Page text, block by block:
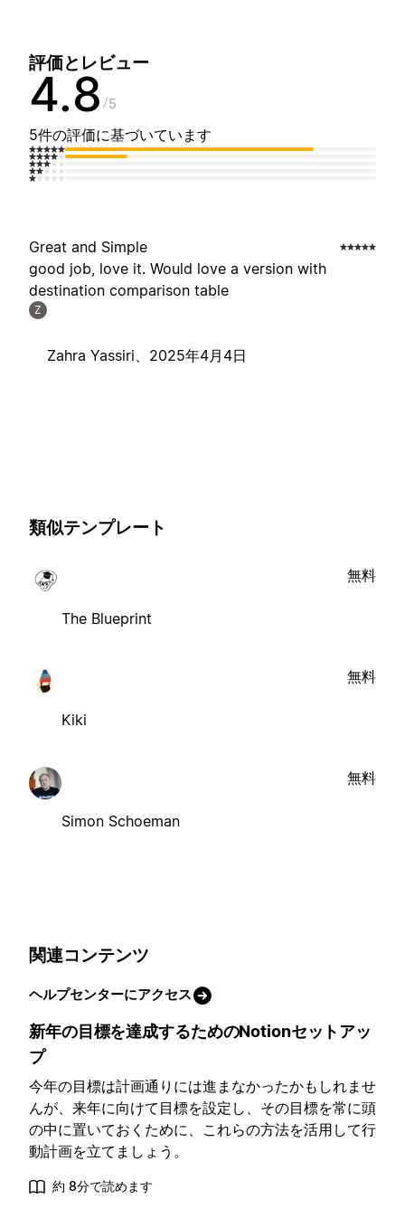
評価とレビュー
4.8 5
5件の評価に基づいています
Great and Simple
good job, love it. Would love a version with
destination comparison table
Z
Zahra Yassiri、 2025年4月4日
類似テンプレート
The Blueprint
無料
Kiki
無料
Simon Schoeman
無料
関連コンテンツ
ヘルプセンターにアクセス
新年の目標を達成するためのNotionセットアッ
プ
今年の目標は計画通りには進まなかったかもしれませ
んが、来年に向けて目標を設定し、その目標を常に頭
の中に置いておくために、これらの方法を活用して行
動計画を立てましょう。
約 8分で読めます